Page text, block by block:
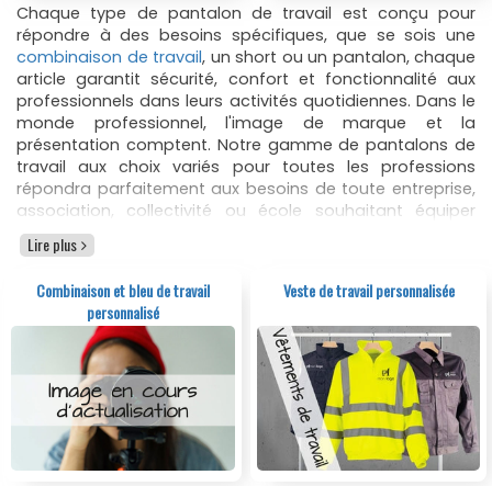
Chaque type de pantalon de travail est conçu pour
répondre à des besoins spécifiques, que se sois une
combinaison de travail, un short ou un pantalon, chaque
article garantit sécurité, confort et fonctionnalité aux
professionnels dans leurs activités quotidiennes. Dans le
monde professionnel, l'image de marque et la
présentation comptent. Notre gamme de pantalons de
travail aux choix variés pour toutes les professions
répondra parfaitement aux besoins de toute entreprise,
association, collectivité ou école souhaitant équiper
leurs équipes en pantalons professionnels.
Un choix de pantalon de travail publicitaire personnalisé pas
Le choix d’un pantalon de travail personnalisé va bien
au-delà de l’esthétique. Il doit se faire en fonction du
milieu de travail de l'utilisateur. Un pantalon de travail
personnalisé reflète aussi l'identité de votre entreprise et
renforce la cohésion des équipes.
Nous vous proposons une sélection de pantalon de
Lire plus
Combinaison et bleu de travail
personnalisé
Veste de travail personnalisée